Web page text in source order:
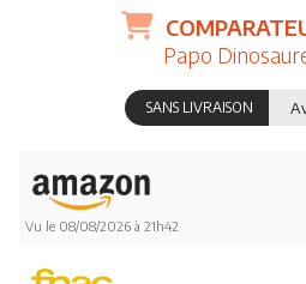
Papo
SANS LIVRAISON
Vu le 08/08/2026 à 21h42